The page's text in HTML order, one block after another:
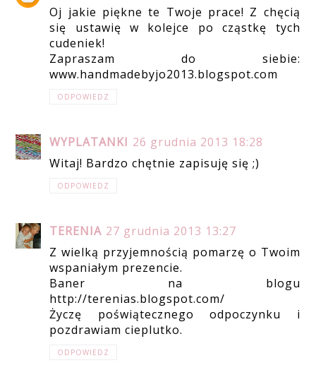
Oj jakie piękne te Twoje prace! Z chęcią
się ustawię w kolejce po cząstkę tych
cudeniek!
Zapraszam do siebie:
www.handmadebyjo2013.blogspot.com
ODPOWIEDZ
WYPLATANKI 26 grudnia 2013 18:28
Witaj! Bardzo chętnie zapisuję się ;)
ODPOWIEDZ
TERENIA 27 grudnia 2013 13:27
Z wielką przyjemnością pomarzę o Twoim
wspaniałym prezencie.
Baner na blogu
http://terenias.blogspot.com/
Życzę poświątecznego odpoczynku i
pozdrawiam cieplutko.
ODPOWIEDZ